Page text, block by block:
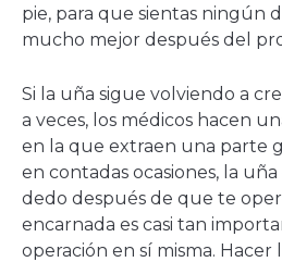
pie, para que sientas ningún
mucho mejor después del
Si la uña sigue volviendo a
a veces, los médicos hacen
en la que extraen una parte
en contadas ocasiones, la
dedo después de que te
encarnada es casi tan
operación en sí misma.